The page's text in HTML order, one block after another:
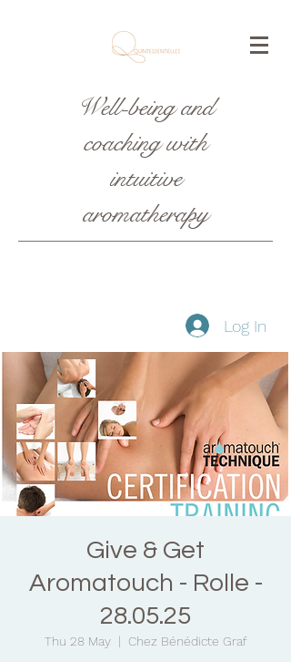
Well-being and
coaching with
intuitive
aromatherapy
Log In
Give & Get
Aromatouch - Rolle -
28.05.25
Thu 28 May
  |
Chez Bénédicte Graf